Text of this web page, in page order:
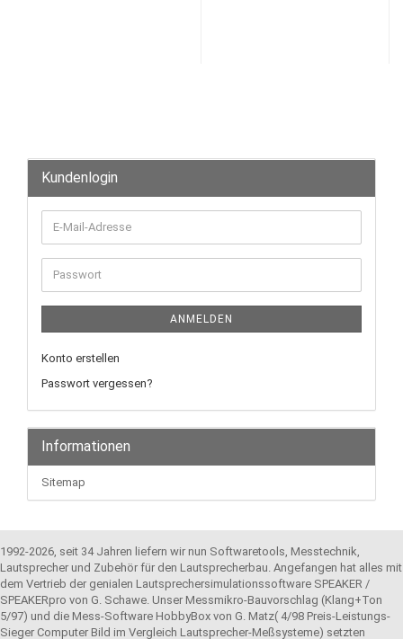
Kundenlogin
E-
Mail-
Adresse
Passwort
ANMELDEN
Konto erstellen
Passwort vergessen?
Informationen
Sitemap
1992-2026, seit 34 Jahren liefern wir nun Softwaretools, Messtechnik,
Lautsprecher und Zubehör für den Lautsprecherbau. Angefangen hat alles mit
dem Vertrieb der genialen Lautsprechersimulationssoftware SPEAKER /
SPEAKERpro von G. Schawe. Unser Messmikro-Bauvorschlag (Klang+Ton
5/97) und die Mess-Software HobbyBox von G. Matz( 4/98 Preis-Leistungs-
Sieger Computer Bild im Vergleich Lautsprecher-Meßsysteme) setzten